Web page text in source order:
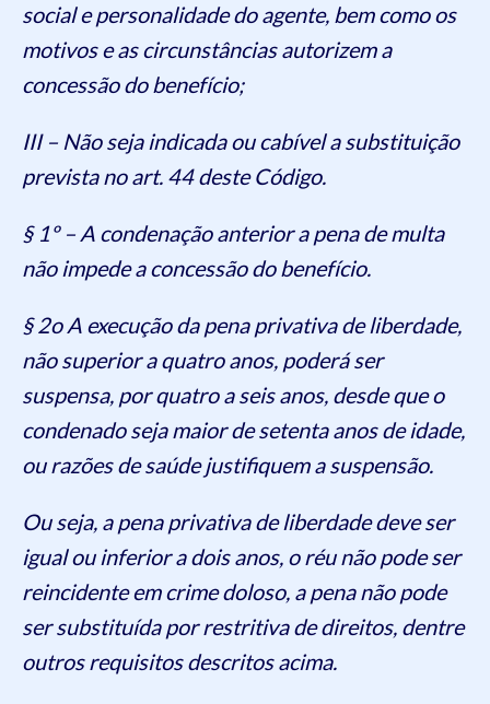
social e personalidade do agente, bem como os
motivos e as circunstâncias autorizem a
concessão do benefício;
III – Não seja indicada ou cabível a substituição
prevista no art. 44 deste Código.
§ 1º – A condenação anterior a pena de multa
não impede a concessão do benefício.
§ 2o A execução da pena privativa de liberdade,
não superior a quatro anos, poderá ser
suspensa, por quatro a seis anos, desde que o
condenado seja maior de setenta anos de idade,
ou razões de saúde justifiquem a suspensão.
Ou seja, a pena privativa de liberdade deve ser
igual ou inferior a dois anos, o réu não pode ser
reincidente em crime doloso, a pena não pode
ser substituída por restritiva de direitos, dentre
outros requisitos descritos acima.